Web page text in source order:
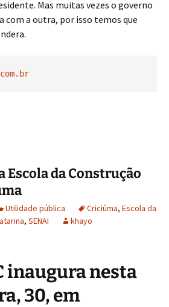
Mas muitas vezes o governo
com a outra, por isso temos que
Escola da Construção
Utilidade pública Criciúma, Escola da
, SENAI khayo
inaugura nesta
30, em